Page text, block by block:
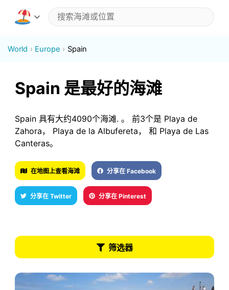
World Europe Spain
Spain 是最好的海滩
Spain 具有大约4090个海滩. 。 前3个是 Playa de
Zahora， Playa de la Albufereta， 和 Playa de Las
Canteras。
在地图上查看海滩 分享在 Facebook
分享在 Twitter 分享在 Pinterest
筛选器